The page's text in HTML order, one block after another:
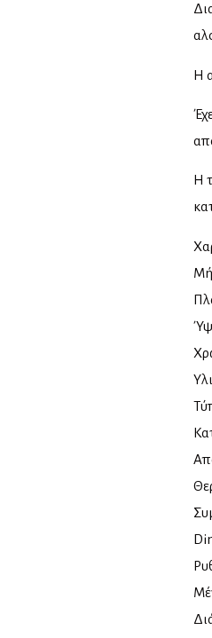
Η
Η